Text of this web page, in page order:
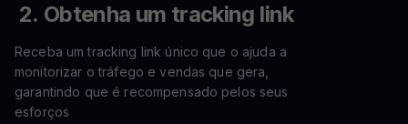
Obtenha um tracking link
Receba um tracking link único que o ajuda a
monitorizar o tráfego e vendas que gera,
garantindo que é recompensado pelos seus
esforços